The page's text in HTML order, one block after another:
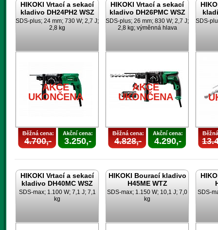
HIKOKI Vrtací a sekací
kladivo DH24PH2 WSZ
SDS-plus; 24 mm; 730 W; 2,7 J;
2,8 kg
AKCE
UKONČENA
Běžná cena:
4.700,-
Akční cena:
3.250,-
HIKOKI Vrtací a sekací
kladivo DH26PMC WSZ
SDS-plus; 26 mm; 830 W; 2,7 J;
2,8 kg; výměnná hlava
AKCE
UKONČENA
Běžná cena:
4.828,-
Akční cena:
4.290,-
SDS-
HIKOKI Vrtací a sekací
kladivo DH40MC WSZ
SDS-max; 1.100 W; 7,1 J; 7,1
kg
HIKOKI Bourací kladivo
H45ME WTZ
SDS-max; 1.150 W; 10,1 J; 7,0
kg
SDS-